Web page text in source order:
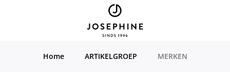
Home ARTIKELGROEP MERKEN